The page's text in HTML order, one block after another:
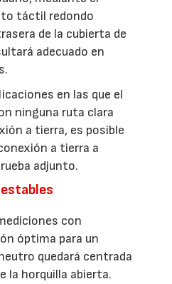
táctil redondo
de la cubierta de
adecuado en
en las que el
ninguna ruta clara
a tierra, es posible
a tierra a
adjunto.
con
óptima para un
quedará centrada
la horquilla abierta.